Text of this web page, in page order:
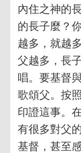
內住之神的
的長子麼？
越多，就越
父越多，長
唱。要基督
歌頌父。按
印證這事。
有很多對父
基督，甚至